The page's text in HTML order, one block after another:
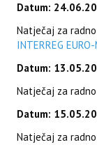
Datum:
Natječaj za
INTERREG EURO-
Datum:
Natječaj za
Datum:
Natječaj za